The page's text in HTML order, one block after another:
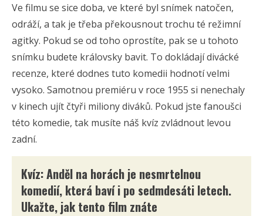
Ve filmu se sice doba, ve které byl snímek natočen,
odráží, a tak je třeba překousnout trochu té režimní
agitky. Pokud se od toho oprostíte, pak se u tohoto
snímku budete královsky bavit. To dokládají divácké
recenze, které dodnes tuto komedii hodnotí velmi
vysoko. Samotnou premiéru v roce 1955 si nenechaly
v kinech ujít čtyři miliony diváků. Pokud jste fanoušci
této komedie, tak musíte náš kvíz zvládnout levou
zadní.
Kvíz: Anděl na horách je nesmrtelnou
komedií, která baví i po sedmdesáti letech.
Ukažte, jak tento film znáte